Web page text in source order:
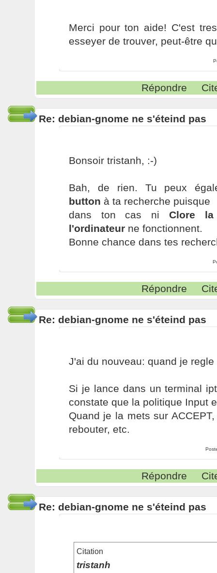
Merci pour ton aide! C'est
esseyer de trouver, peut-être
Répondre
Re: debian-gnome ne s'éteind pas
Bonsoir tristanh, :-)
Bah, de rien. Tu peux
button à ta recherche puisque
dans ton cas ni Clore
l'ordinateurne fonctionnent.
Bonne chance dans tes
Répondre
Re: debian-gnome ne s'éteind pas
J'ai du nouveau: quand je regle
Si je lance dans un terminal
constate que la politique Input
Quand je la mets sur
rebouter, etc.
Répondre
Re: debian-gnome ne s'éteind pas
Citation
tristanh